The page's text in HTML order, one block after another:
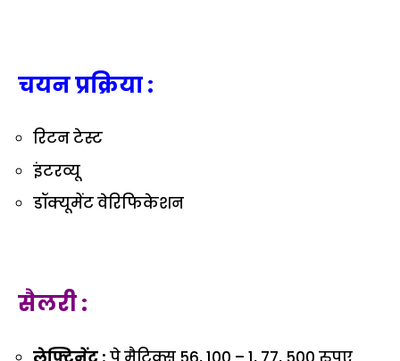
चयन प्रक्रिया :
रिटन टेस्ट
इंटरव्यू
डॉक्यूमेंट वेरिफिकेशन
सैलरी :